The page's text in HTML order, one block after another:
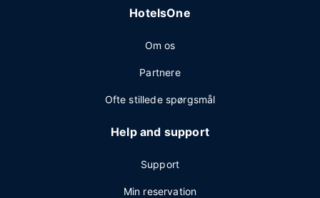
HotelsOne
Om os
Partnere
Ofte stillede spørgsmål
Help and support
Support
Min reservation